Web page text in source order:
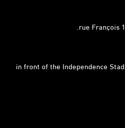
in front of the Independence